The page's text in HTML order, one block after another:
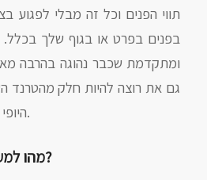
תווי הפנים וכל זה מבלי לפגוע
בפנים בפרט או בגוף שלך
ומתקדמת שכבר נהוגה בהרבה
גם את רוצה להיות חלק מהטרנד
היופי זה בדיוק הזמן להצטרף.
מהו למעשה טיפול מזותרפיה?